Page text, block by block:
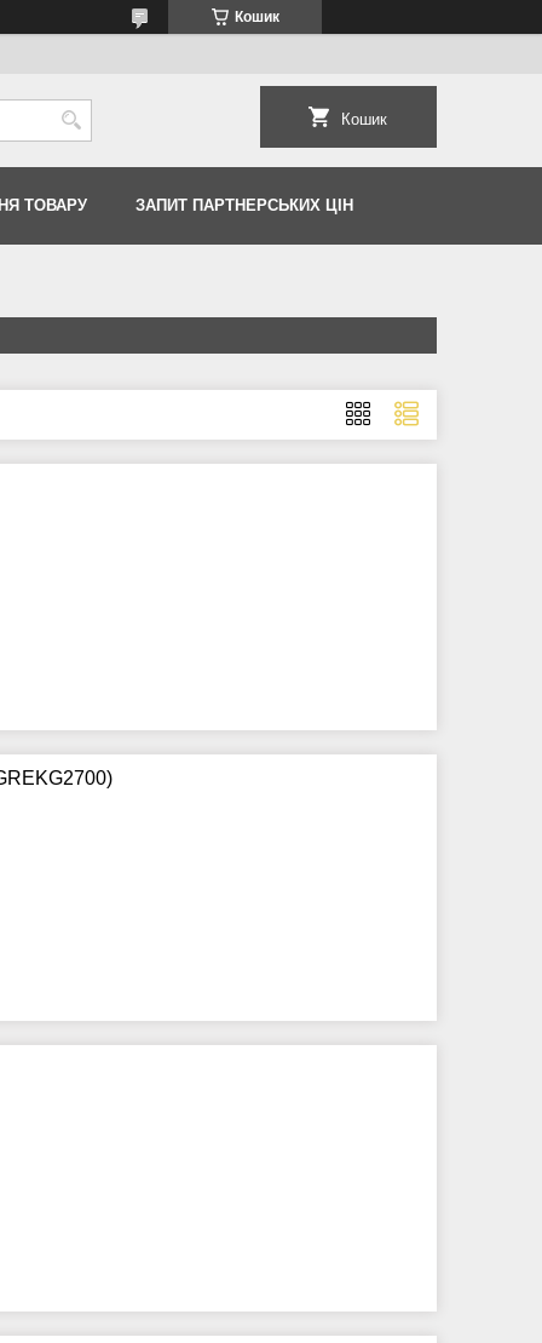
Кошик
Кошик
ТОВАРУ ЗАПИТ ПАРТНЕРСЬКИХ ЦІН